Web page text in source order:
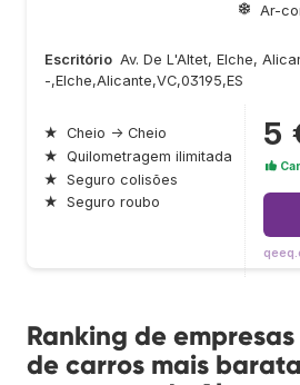
Ar-
Escritório Av. De L'Altet, Elche,
-,Elche,Alicante,VC,03195,ES
★ Cheio → Cheio
★ Quilometragem ilimitada
★ Seguro colisões
★ Seguro roubo
5
Ranking de
de carros mais